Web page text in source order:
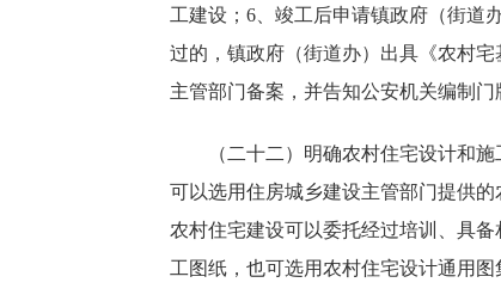
工建设；6、竣工后申请镇政府（街道
过的，镇政府（街道办）出具《农村
主管部门备案，并告知公安机关编制
（二十二）明确农村住宅设计和施
可以选用住房城乡建设主管部门提供
农村住宅建设可以委托经过培训、具
工图纸，也可选用农村住宅设计通用